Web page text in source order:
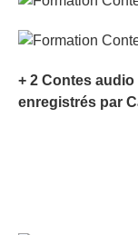
+ 2 Contes audio
enregistrés par